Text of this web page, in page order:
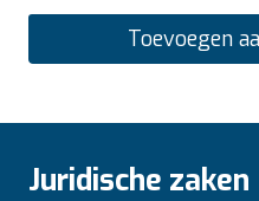
Toevoegen
Juridische zaken